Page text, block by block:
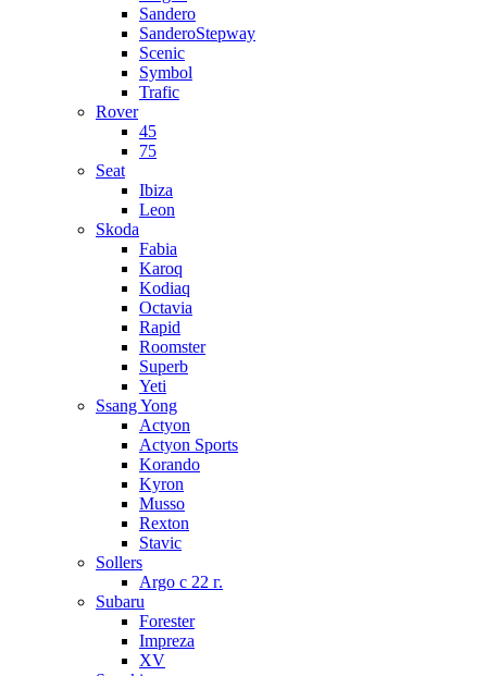
Sandero
SanderoStepway
Scenic
Symbol
Trafic
Rover
45
75
Seat
Ibiza
Leon
Skoda
Fabia
Karoq
Kodiaq
Octavia
Rapid
Roomster
Superb
Yeti
Ssang Yong
Actyon
Actyon Sports
Korando
Kyron
Musso
Rexton
Stavic
Sollers
Argo с 22 г.
Subaru
Forester
Impreza
XV